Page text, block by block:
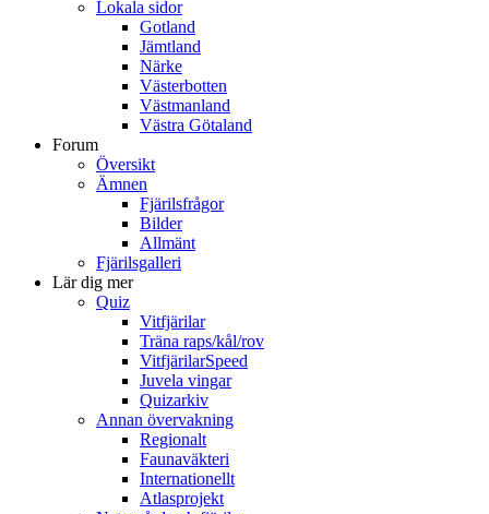
Lokala sidor
Gotland
Jämtland
Närke
Västerbotten
Västmanland
Västra Götaland
Forum
Översikt
Ämnen
Fjärilsfrågor
Bilder
Allmänt
Fjärilsgalleri
Lär dig mer
Quiz
Vitfjärilar
Träna raps/kål/rov
VitfjärilarSpeed
Juvela vingar
Quizarkiv
Annan övervakning
Regionalt
Faunaväkteri
Internationellt
Atlasprojekt